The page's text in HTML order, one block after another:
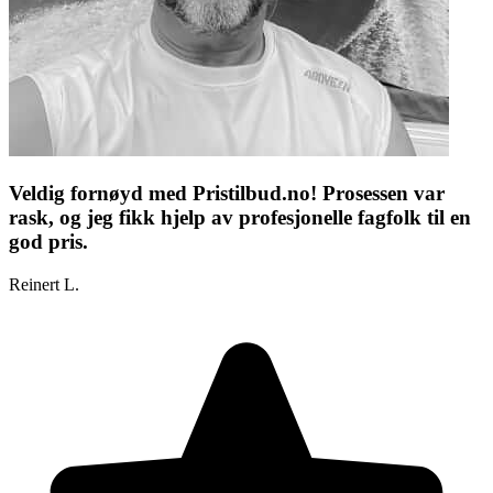
Veldig fornøyd med Pristilbud.no! Prosessen var
rask, og jeg fikk hjelp av profesjonelle fagfolk til en
god pris.
Reinert L.